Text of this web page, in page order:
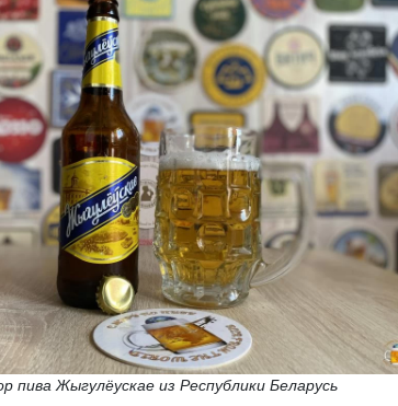
пива Жыгулёускае из Республики Беларусь